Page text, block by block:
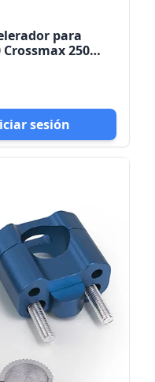
para
250
sesión